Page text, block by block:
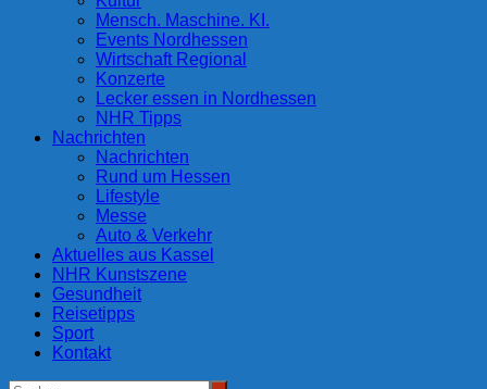
Mensch. Maschine. KI.
Events Nordhessen
Wirtschaft Regional
Konzerte
Lecker essen in Nordhessen
NHR Tipps
Nachrichten
Nachrichten
Rund um Hessen
Lifestyle
Messe
Auto & Verkehr
Aktuelles aus Kassel
NHR Kunstszene
Gesundheit
Reisetipps
Sport
Kontakt